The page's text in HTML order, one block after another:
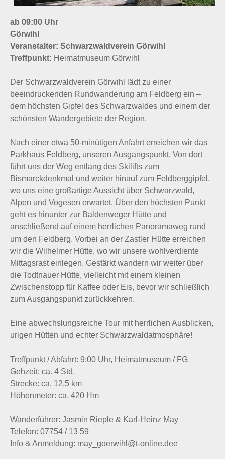
ab 09:00 Uhr
Görwihl
Veranstalter: Schwarzwaldverein Görwihl
Treffpunkt: Heimatmuseum Görwihl
Der Schwarzwaldverein Görwihl lädt zu einer
beeindruckenden Rundwanderung am Feldberg ein –
dem höchsten Gipfel des Schwarzwaldes und einem der
schönsten Wandergebiete der Region.
Nach einer etwa 50-minütigen Anfahrt erreichen wir das
Parkhaus Feldberg, unseren Ausgangspunkt. Von dort
führt uns der Weg entlang des Skilifts zum
Bismarckdenkmal und weiter hinauf zum Feldberggipfel,
wo uns eine großartige Aussicht über Schwarzwald,
Alpen und Vogesen erwartet. Über den höchsten Punkt
geht es hinunter zur Baldenweger Hütte und
anschließend auf einem herrlichen Panoramaweg rund
um den Feldberg. Vorbei an der Zastler Hütte erreichen
wir die Wilhelmer Hütte, wo wir unsere wohlverdiente
Mittagsrast einlegen. Gestärkt wandern wir weiter über
die Todtnauer Hütte, vielleicht mit einem kleinen
Zwischenstopp für Kaffee oder Eis, bevor wir schließlich
zum Ausgangspunkt zurückkehren.
Eine abwechslungsreiche Tour mit herrlichen Ausblicken,
urigen Hütten und echter Schwarzwaldatmosphäre!
Treffpunkt / Abfahrt: 9:00 Uhr, Heimatmuseum / FG
Gehzeit: ca. 4 Std.
Strecke: ca. 12,5 km
Höhenmeter: ca. 420 Hm
Wanderführer: Jasmin Rieple & Karl-Heinz May
Telefon: 07754 / 13 59
Info & Anmeldung: may_goerwihl@t-online.dee